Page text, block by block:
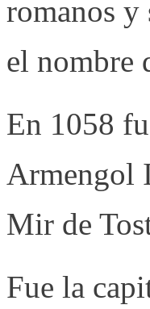
romanos y
el nombre
En 1058
Armengol
Mir de
Fue la